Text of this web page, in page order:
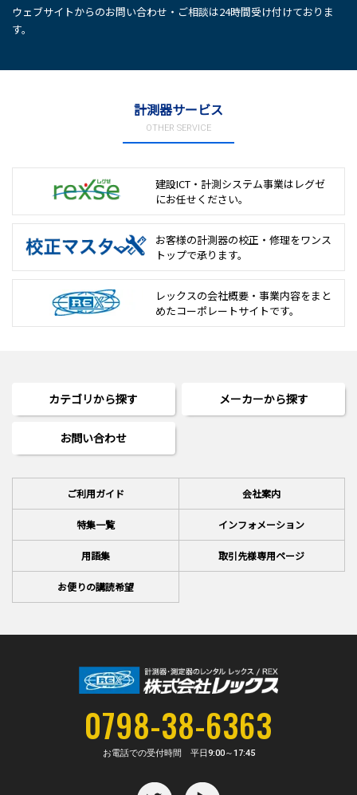
ウェブサイトからのお問い合わせ・ご相談は24時間受け付けておりま
す。
計測器サービス
OTHER SERVICE
建設ICT・計測システム事業は レグゼ
にお任せください。
お客様の計測器の校正・修理をワンス
トップで承ります。
レックスの会社概要・事業内容をまと
めたコーポレートサイトです。
カテゴリから探す メーカーから探す
お問い合わせ
ご利用ガイド 会社案内
特集一覧 インフォメーション
用語集 取引先様専用ページ
お便りの講読希望
0798-38-6363
お電話での受付時間 平日9:00～17:45